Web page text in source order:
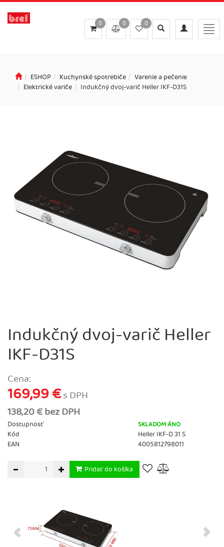
Toggle
navigation
Toggle
search
0
0
0
ESHOP Kuchynské spotrebiče
Varenie a pečenie
Elektrické variče
Indukčný dvoj-varič Heller IKF-D31S
Indukčný dvoj-varič Heller
IKF-D31S
Cena:
169,99 €s DPH
138,20 € bez DPH
Dostupnosť SKLADOM ÁNO
Kód
Heller IKF-D 31 S
EAN
4005812798011
Pridať do košíka